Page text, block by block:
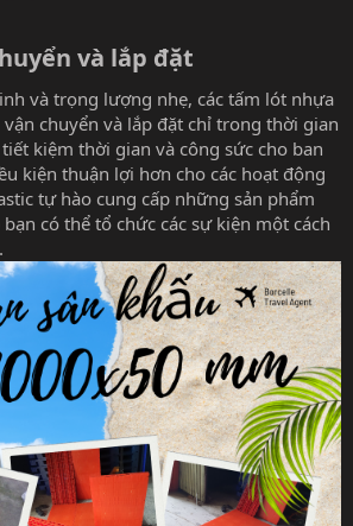
và lắp đặt​
và trọng lượng nhẹ, các tấm lót nhựa
chuyển và lắp đặt chỉ trong thời gian
kiệm thời gian và công sức cho ban
kiện thuận lợi hơn cho các hoạt động
tự hào cung cấp những sản phẩm
có thể tổ chức các sự kiện một cách